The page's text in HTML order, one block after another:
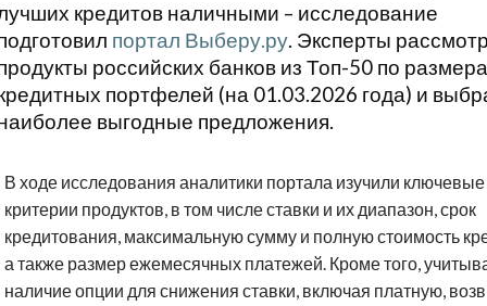
кредитов наличными – исследование
портал Выберу.ру. Эксперты
российских банков из Топ-50 по
портфелей (на 01.03.2026 года) и
выгодные предложения.
В ходе исследования аналитики портала изучили ключевые
критерии продуктов, в том числе ставки и их диапазон, срок
кредитования, максимальную сумму и полную стоимость
а также размер ежемесячных платежей. Кроме того,
наличие опции для снижения ставки, включая платную,